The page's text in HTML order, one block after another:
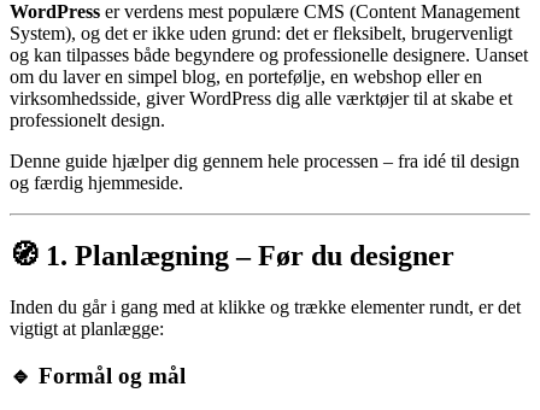
WordPress er verdens mest populære CMS (Content Management
System), og det er ikke uden grund: det er fleksibelt, brugervenligt
og kan tilpasses både begyndere og professionelle designere. Uanset
om du laver en simpel blog, en portefølje, en webshop eller en
virksomhedsside, giver WordPress dig alle værktøjer til at skabe et
professionelt design.
Denne guide hjælper dig gennem hele processen – fra idé til design
og færdig hjemmeside.
🧭 1. Planlægning – Før du designer
Inden du går i gang med at klikke og trække elementer rundt, er det
vigtigt at planlægge:
🔹 Formål og mål